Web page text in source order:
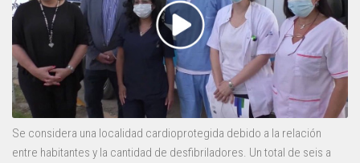
Se considera una localidad cardioprotegida debido a la relación
entre habitantes y la cantidad de desfibriladores. Un total de seis a